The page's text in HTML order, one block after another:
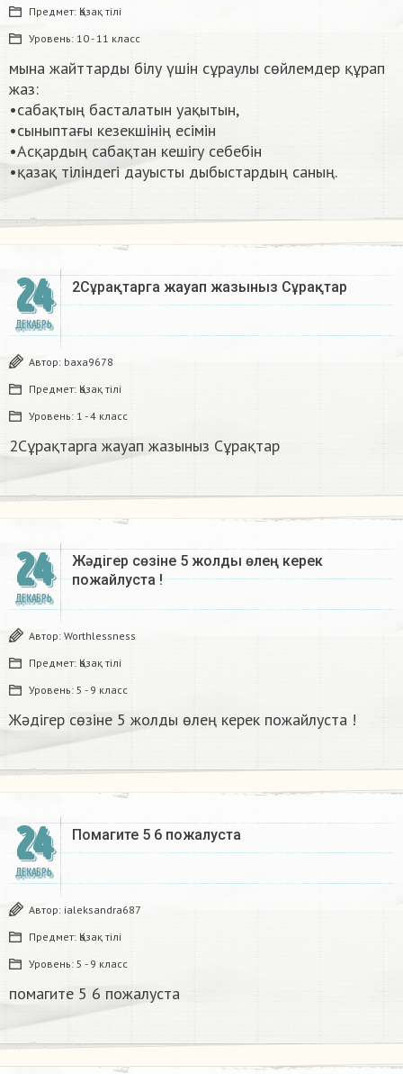
Предмет: Қазақ тiлi
Уровень: 10 - 11 класс
мына жайттарды білу үшін сұраулы сөйлемдер құрап
жаз:
•сабақтың басталатын уақытын,
•сыныптағы кезекшінің есімін
•Асқардың сабақтан кешігу себебін
•қазақ тіліндегі дауысты дыбыстардың саның. ​
24
ДЕКАБРЬ
2Сұрақтарга жауап жазыныз Сұрақтар​
Автор: baxa9678
Предмет: Қазақ тiлi
Уровень: 1 - 4 класс
2Сұрақтарга жауап жазыныз Сұрақтар​
24
ДЕКАБРЬ
Жәдігер сөзіне 5 жолды өлең керек
пожайлуста !
Автор: Worthlessness
Предмет: Қазақ тiлi
Уровень: 5 - 9 класс
Жәдігер сөзіне 5 жолды өлең керек пожайлуста !
24
ДЕКАБРЬ
Помагите 5 6 пожалуста​
Автор: ialeksandra687
Предмет: Қазақ тiлi
Уровень: 5 - 9 класс
помагите 5 6 пожалуста​